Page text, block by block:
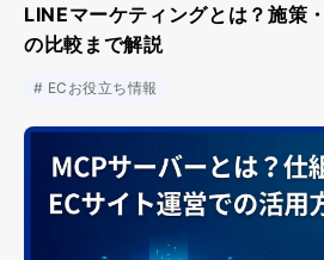
LINEマーケティングとは？施策
の比較まで解説
ECお役立ち情報